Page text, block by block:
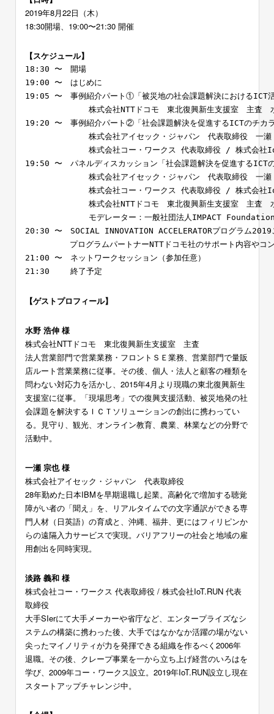
2019年8月22日（木）
18:30開場、19:00〜21:30 開催
【スケジュール】
18:30 〜　開場
19:00 〜　はじめに
19:05 〜　事例紹介パート①「被災地の社会課題解決におけるICT
株式会社NTTドコモ　東北復興新生支援室　主査　
19:20 〜　事例紹介パート②「社会課題解決を促進するICTのチカ
株式会社アイセック・ジャパン　代表取締役　一瀬
株式会社コー・ワークス 代表取締役 / 株式会社
19:50 〜　パネルディスカッション「社会課題解決を促進するICT
株式会社アイセック・ジャパン　代表取締役　一瀬
株式会社コー・ワークス 代表取締役 / 株式会社
株式会社NTTドコモ　東北復興新生支援室　主査　
モデレーター：一般社団法人IMPACT Foundation
20:30 〜　SOCIAL INNOVATION ACCELERATORプログラム2019
プログラムパートナーNTTドコモ社のサポート内容やコン
21:00 〜　ネットワークセッション（参加任意）
【ゲストプロフィール】
水野 浩伸 様
株式会社NTTドコモ 東北復興新生支援室 主査
法人営業部門で営業業務・フロントＳＥ業務、営業部門で量販
店ルート営業業務に従事。その後、個人・法人と顧客の種類を
問わない対応力を活かし、2015年4月より現職の東北復興新生
支援室に従事。「現場思考」での復興支援活動、被災地発の社
会課題を解決するＩＣＴソリューションの創出に携わってい
る。見守り、観光、オンライン教育、農業、林業などの分野で
活動中。
一瀬 宗也 様
株式会社アイセック・ジャパン 代表取締役
28年勤めた日本IBMを早期退職し起業。高齢化で増加する聴覚
障がい者の「聞え」を、リアルタイムでの文字通訳ができる専
門人材（日英語）の育成と、沖縄、福井、更にはフィリピンか
らの遠隔入力サービスで実現。バリアフリーの社会と地域の雇
用創出を同時実現。
淡路 義和 様
株式会社コー・ワークス 代表取締役 / 株式会社IoT.RUN 代表
取締役
大手SIerにて大手メーカーや省庁など、エンタープライズなシ
ステムの構築に携わった後、大手ではなかなか活躍の場がない
尖ったマイノリティが力を発揮できる組織を作るべく2006年
退職。その後、クレープ事業を一から立ち上げ経営のいろはを
学び、2009年コー・ワークス設立。2019年IoT.RUN設立し現在
スタートアップチャレンジ中。